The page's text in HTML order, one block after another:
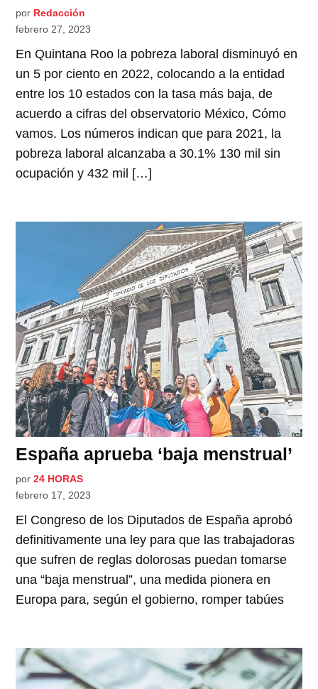
por Redacción
febrero 27, 2023
En Quintana Roo la pobreza laboral disminuyó en
un 5 por ciento en 2022, colocando a la entidad
entre los 10 estados con la tasa más baja, de
acuerdo a cifras del observatorio México, Cómo
vamos. Los números indican que para 2021, la
pobreza laboral alcanzaba a 30.1% 130 mil sin
ocupación y 432 mil […]
España aprueba ‘baja menstrual’
por 24 HORAS
febrero 17, 2023
El Congreso de los Diputados de España aprobó
definitivamente una ley para que las trabajadoras
que sufren de reglas dolorosas puedan tomarse
una “baja menstrual”, una medida pionera en
Europa para, según el gobierno, romper tabúes